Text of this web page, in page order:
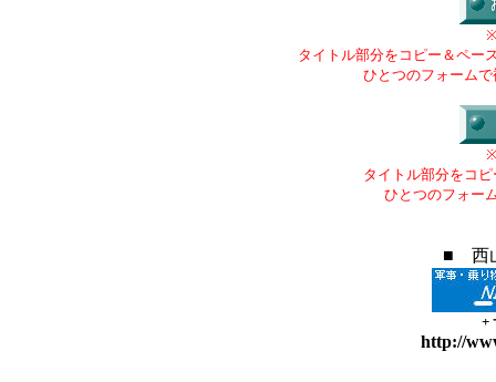
タイトル部分をコピー＆ペー
ひとつのフォーム
タイトル部分をコ
ひとつのフォー
■ 西
+
http://